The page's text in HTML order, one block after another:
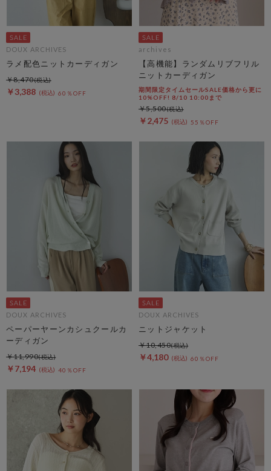
DOUX ARCHIVES
ラメ配色ニットカーディガン
￥3,388 60％OFF
￥8,470
archives
【高機能】ランダムリブフリル
ニットカーディガン
期間限定タイムセールSALE価格から更に
10%OFF! 8/10 10:00まで
￥2,475 55％OFF
￥5,500
DOUX ARCHIVES
ペーパーヤーンカシュクールカ
ーディガン
￥7,194 40％OFF
￥11,990
DOUX ARCHIVES
ニットジャケット
￥4,180 60％OFF
￥10,450